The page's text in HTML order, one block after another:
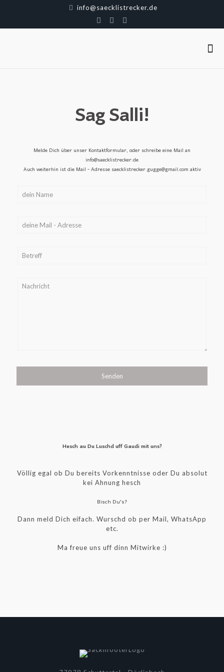
info@saecklistrecker.de
Sag Salli!
Melde Dich über unser Kontaktformular, oder schreibe eine Mail an
info@saecklistrecker.de
Auch weiterhin ist die Mail - Adresse saecklistrecker.gugge@gmail.com aktiv
Hesch au Du Luschd uff Gaudi mit uns?
Völlig egal ob Du bereits Vorkenntnisse oder Du absolut
kei Ahnung hesch
Bisch Du's?
Dann meld Dich eifach. Wurschd ob per Mail, WhatsApp
etc.
Ma freue uns uff dinn Mitwirke :)